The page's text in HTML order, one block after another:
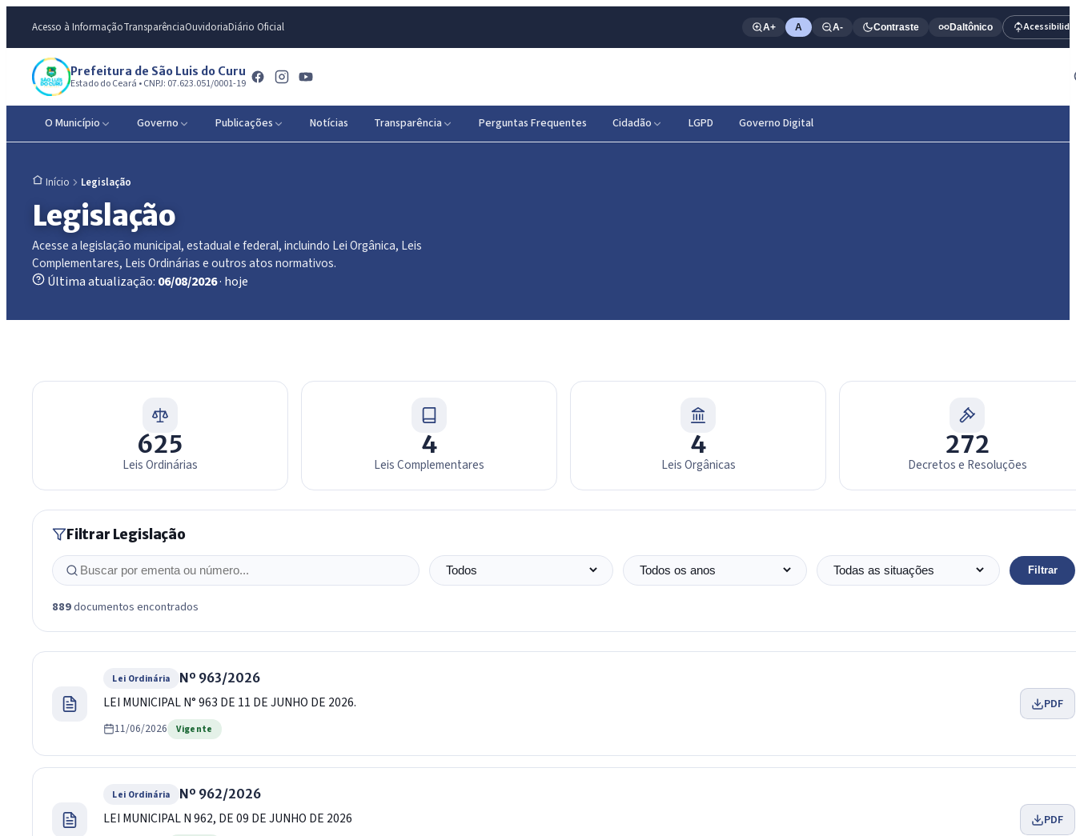
Acesso à InformaçãoTransparênciaOuvidoriaDiário Oficial A+ A A- Contraste Daltônico
Prefeitura de São Luis do Curu
Estado do Ceará • CNPJ: 07.623.051/0001-19
O Município Governo Publicações Notícias Transparência Perguntas Frequentes Cidadão LGPD Governo Digital
Início Legislação
Legislação
Acesse a legislação municipal, estadual e federal, incluindo Lei Orgânica, Leis
Complementares, Leis Ordinárias e outros atos normativos.
Última atualização: 06/08/2026· hoje
Leis e Decretos
625
Leis Ordinárias
4
Leis Complementares
4
Leis Orgânicas
272
Decretos e Resoluções
Filtrar Legislação
Buscar Tipo de norma Ano Situação Filtrar
889documentos encontrados
Lei Ordinária Nº 963/2026
LEI MUNICIPAL N° 963 DE 11 DE JUNHO DE 2026.
11/06/2026 Vigente
PDF
Lei Ordinária Nº 962/2026
LEI MUNICIPAL N 962, DE 09 DE JUNHO DE 2026 PDF